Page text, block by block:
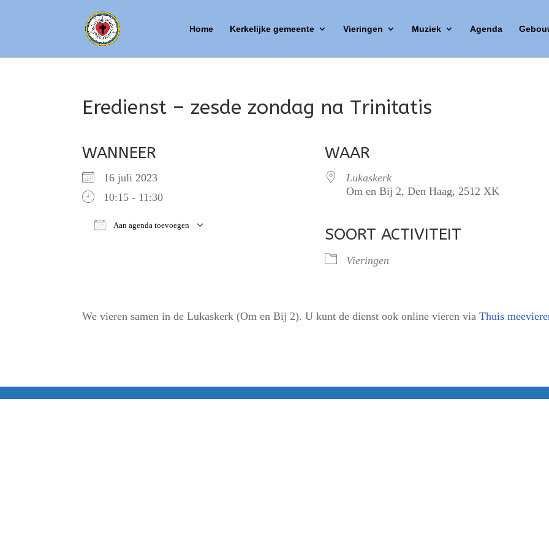
Home Kerkelijke gemeente Vieringen Muziek Agenda
Eredienst – zesde zondag na Trinitatis
WANNEER
16 juli 2023
10:15 - 11:30
Aan agenda toevoegen
WAAR
Lukaskerk
Om en Bij 2, Den Haag, 2512 XK
SOORT ACTIVITEIT
Vieringen
We vieren samen in de Lukaskerk (Om en Bij 2). U kunt de dienst ook online vieren viaThuis